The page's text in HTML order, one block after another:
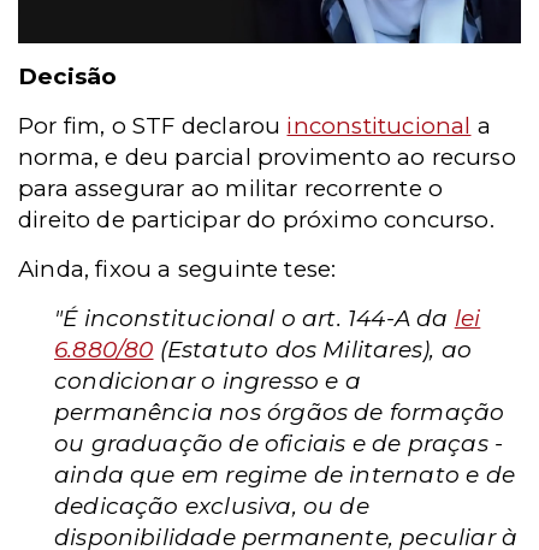
Decisão
Por fim, o STF declarou inconstitucional a
norma, e deu parcial provimento ao recurso
para assegurar ao militar recorrente o
direito de participar do próximo concurso.
Ainda, fixou a seguinte tese:
"É inconstitucional o art. 144-A da lei
6.880/80 (Estatuto dos Militares), ao
condicionar o ingresso e a
permanência nos órgãos de formação
ou graduação de oficiais e de praças -
ainda que em regime de internato e de
dedicação exclusiva, ou de
disponibilidade permanente, peculiar à